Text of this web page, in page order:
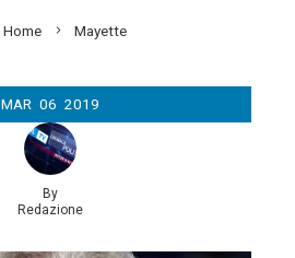
Home Mayette
MAR 06 2019
By
Redazione